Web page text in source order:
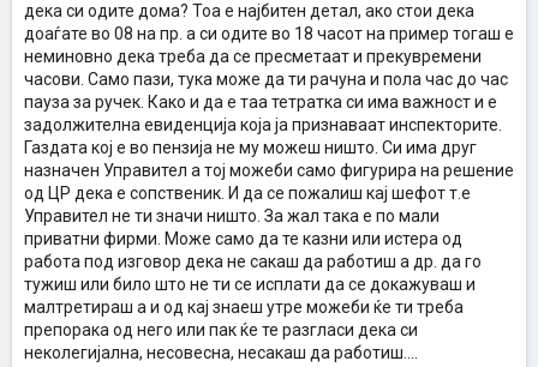
дека си одите дома? Тоа е најбитен детал, ако стои дека
доаѓате во 08 на пр. а си одите во 18 часот на пример тогаш е
неминовно дека треба да се пресметаат и прекувремени
часови. Само пази, тука може да ти рачуна и пола час до час
пауза за ручек. Како и да е таа тетратка си има важност и е
задолжителна евиденција која ја признаваат инспекторите.
Газдата кој е во пензија не му можеш ништо. Си има друг
назначен Управител а тој можеби само фигурира на решение
од ЦР дека е сопственик. И да се пожалиш кај шефот т.е
Управител не ти значи ништо. За жал така е по мали
приватни фирми. Може само да те казни или истера од
работа под изговор дека не сакаш да работиш а др. да го
тужиш или било што не ти се исплати да се докажуваш и
малтретираш а и од кај знаеш утре можеби ќе ти треба
препорака од него или пак ќе те разгласи дека си
неколегијална, несовесна, несакаш да работиш....